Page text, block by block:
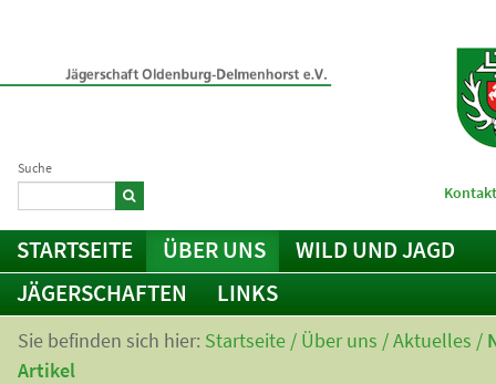
Suche
STARTSEITE ÜBER UNS
WILD UND JAGD
JÄGERSCHAFTEN
LINKS
Sie befinden sich hier: Startseite / Über uns /Aktuelles /
Artikel